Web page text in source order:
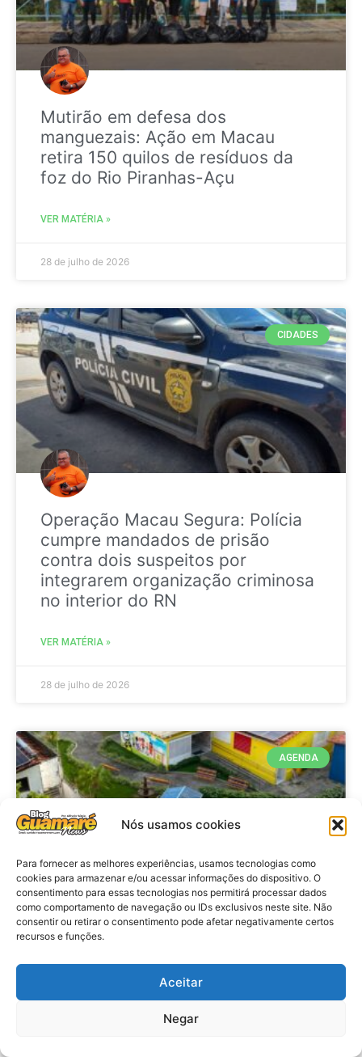
Nós usamos cookies
Para fornecer as melhores experiências, usamos tecnologias como
cookies para armazenar e/ou acessar informações do dispositivo. O
consentimento para essas tecnologias nos permitirá processar dados
como comportamento de navegação ou IDs exclusivos neste site. Não
consentir ou retirar o consentimento pode afetar negativamente certos
recursos e funções.
Aceitar
Negar
Mutirão em defesa dos
manguezais: Ação em Macau
retira 150 quilos de resíduos da
foz do Rio Piranhas-Açu
VER MATÉRIA »
28 de julho de 2026
CIDADES
Operação Macau Segura: Polícia
cumpre mandados de prisão
contra dois suspeitos por
integrarem organização criminosa
no interior do RN
VER MATÉRIA »
28 de julho de 2026
AGENDA
Agenda: 10ª Mostra Pedagógica
da Casa Durval Paiva acontecerá
nesta quarta-feira (29)